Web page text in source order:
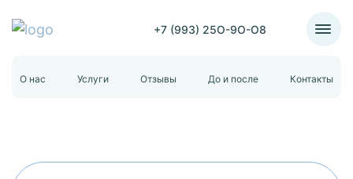
+7 (993) 25O-9O-O8
О нас Услуги Отзывы До и после Контакты